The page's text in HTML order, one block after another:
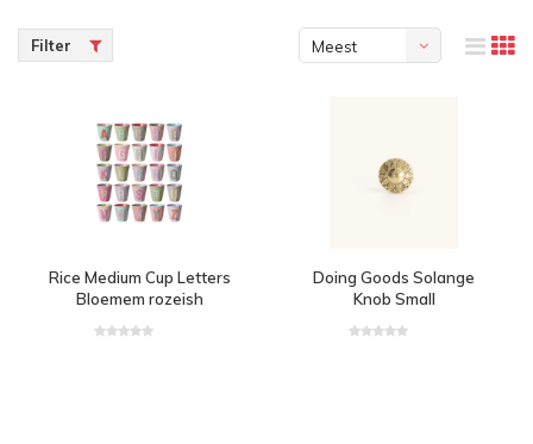
Filter
Meest
Rice Medium Cup Letters
Bloemem rozeish
Doing Goods Solange
Knob Small